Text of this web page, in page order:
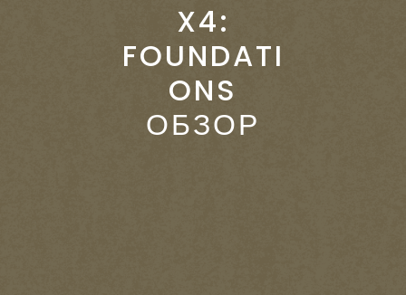
X4:
FOUNDATI
ONS
ОБЗОР